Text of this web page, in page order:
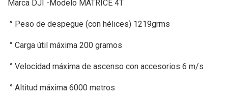
Marca DJI -Modelo MATRICE 4T
° Peso de despegue (con hélices) 1219grms
° Carga útil máxima 200 gramos
° Velocidad máxima de ascenso con accesorios 6 m/s
° Altitud máxima 6000 metros